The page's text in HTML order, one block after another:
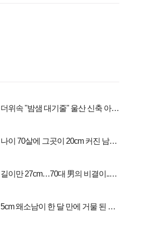
더위속 "밤샘 대기줄" 울산 신축 아파
나이 70살에 그곳이 20cm 커진 남자..
길이만 27cm…70대 男의 비결이..충
5cm 왜소남이 한 달 만에 거물 된 사